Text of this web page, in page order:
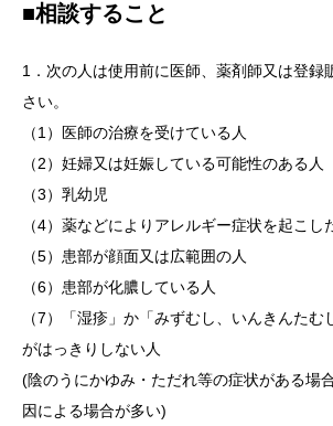
■相談すること
1．次の人は使用前に医師、薬剤師又は登録
さい。
（1）医師の治療を受けている人
（2）妊婦又は妊娠している可能性のある人
（3）乳幼児
（4）薬などによりアレルギー症状を起こし
（5）患部が顔面又は広範囲の人
（6）患部が化膿している人
（7）「湿疹」か「みずむし、いんきんたむ
がはっきりしない人
(陰のうにかゆみ・ただれ等の症状がある場
因による場合が多い)